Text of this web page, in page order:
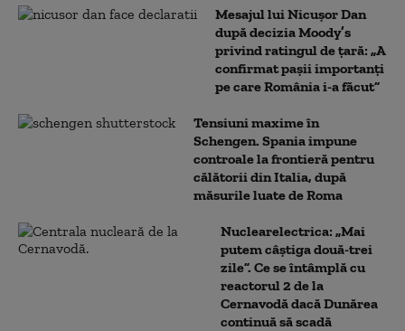
Mesajul lui Nicușor Dan
după decizia Moody’s
privind ratingul de țară: „A
confirmat pașii importanți
pe care România i-a făcut”
Tensiuni maxime în
Schengen. Spania impune
controale la frontieră pentru
călătorii din Italia, după
măsurile luate de Roma
Nuclearelectrica: „Mai
putem câștiga două-trei
zile”. Ce se întâmplă cu
reactorul 2 de la
Cernavodă dacă Dunărea
continuă să scadă